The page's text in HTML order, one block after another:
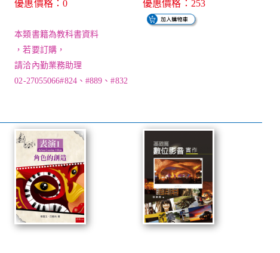
優惠價格：0
本類書籍為教科書資料
，若要訂購，
請洽內勤業務助理
02-27055066#824、#889、#832
優惠價格：253